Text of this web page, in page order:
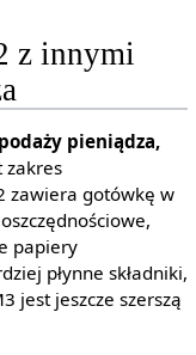
z innymi
pieniądza,
zakres
zawiera gotówkę w
papiery
płynne składniki,
jest jeszcze szerszą